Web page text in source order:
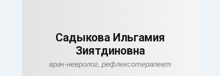
Садыкова Ильгамия
Зиятдиновна
врач-невролог, рефлексотерапевт